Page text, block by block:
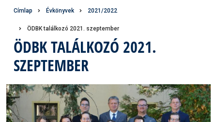
Morzsa
Címlap Évkönyvek 2021/2022
ÖDBK találkozó 2021. szeptember
ÖDBK TALÁLKOZÓ 2021.
SZEPTEMBER